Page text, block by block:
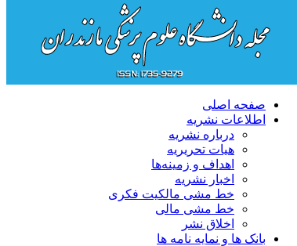
صفحه اصلی
اطلاعات نشریه
درباره نشریه
هیات تحریریه
اهداف و زمینه‌ها
اخبار نشریه
خط مشی مالکیت فکری
خط مشی مالی
اخلاق نشر
بانک ها و نمایه نامه ها